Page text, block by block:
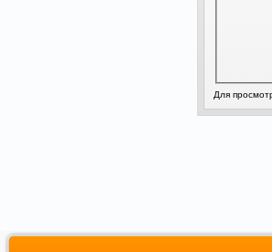
Для